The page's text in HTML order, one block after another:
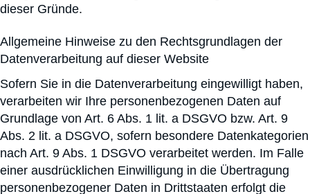
dieser Gründe.
Allgemeine Hinweise zu den Rechtsgrundlagen der
Datenverarbeitung auf dieser Website
Sofern Sie in die Datenverarbeitung eingewilligt haben,
verarbeiten wir Ihre personenbezogenen Daten auf
Grundlage von Art. 6 Abs. 1 lit. a DSGVO bzw. Art. 9
Abs. 2 lit. a DSGVO, sofern besondere Datenkategorien
nach Art. 9 Abs. 1 DSGVO verarbeitet werden. Im Falle
einer ausdrücklichen Einwilligung in die Übertragung
personenbezogener Daten in Drittstaaten erfolgt die